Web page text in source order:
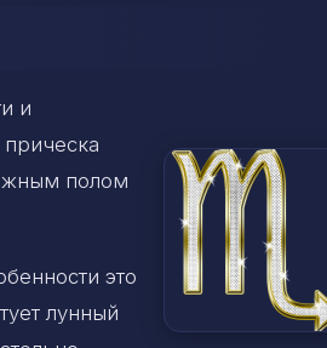
и
прическа
полом
это
лунный